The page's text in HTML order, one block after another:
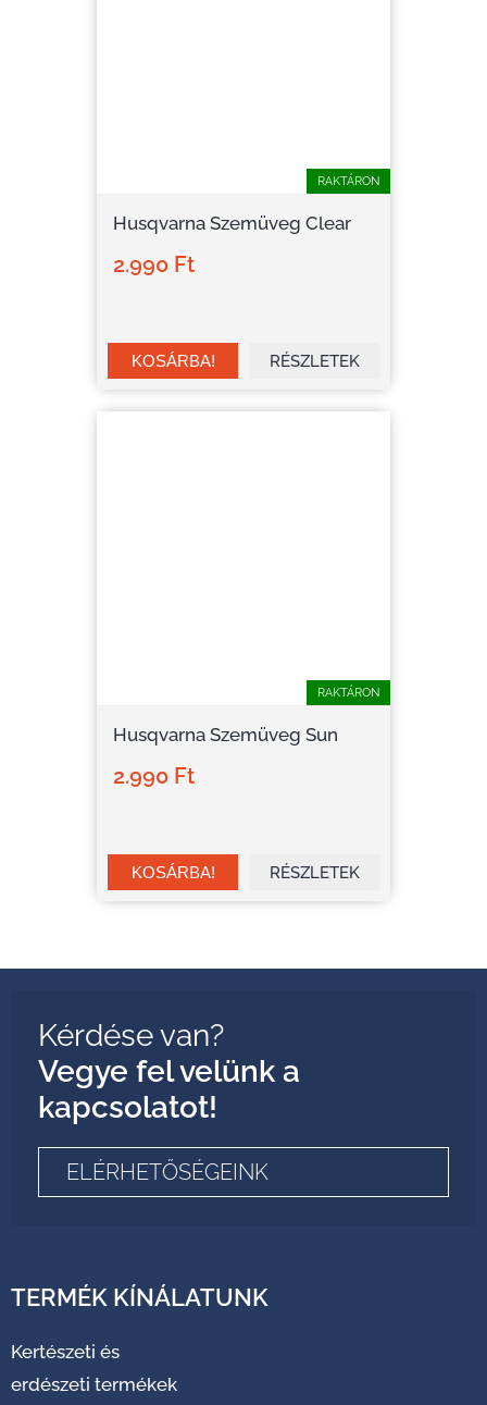
RAKTÁRON
Husqvarna Szemüveg Clear
2.990 Ft
RÉSZLETEK
RAKTÁRON
Husqvarna Szemüveg Sun
2.990 Ft
RÉSZLETEK
Kérdése van?
Vegye fel velünk a
kapcsolatot!
ELÉRHETŐSÉGEINK
TERMÉK KÍNÁLATUNK
Kertészeti és
erdészeti termékek